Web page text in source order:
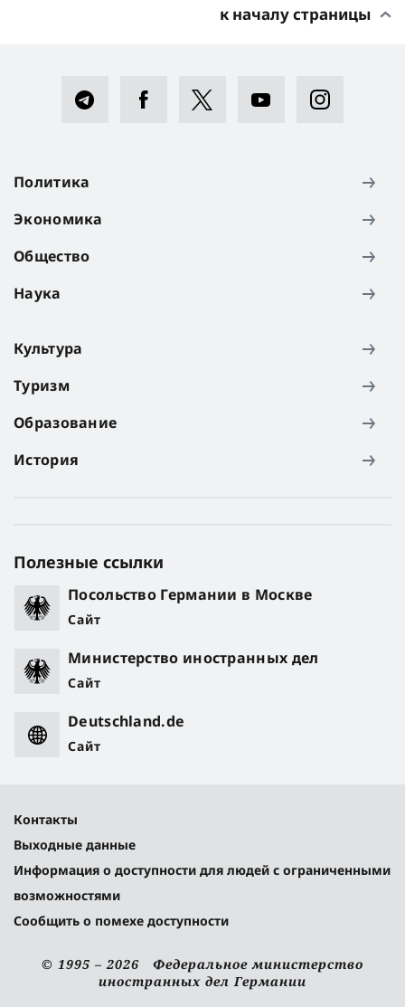
к началу страницы
Политика
Экономика
Общество
Наука
Культура
Туризм
Образование
История
Полезные ссылки
Посольство Германии в Москве
Сайт
Министерство иностранных дел
Сайт
Deutschland.de
Сайт
Контакты
Выходные данные
Информация о доступности для людей с ограниченными
возможностями
Сообщить о помехе доступности
© 1995 – 2026 Федеральное министерство
иностранных дел Германии